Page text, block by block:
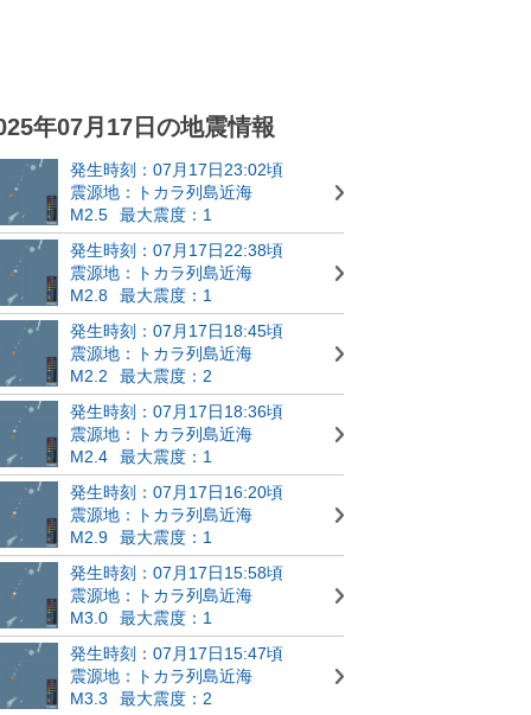
年07月17日の地震情報
発生時刻：07月17日23:02頃
震源地：トカラ列島近海
M2.5
最大震度：1
発生時刻：07月17日22:38頃
震源地：トカラ列島近海
M2.8
最大震度：1
発生時刻：07月17日18:45頃
震源地：トカラ列島近海
M2.2
最大震度：2
発生時刻：07月17日18:36頃
震源地：トカラ列島近海
M2.4
最大震度：1
発生時刻：07月17日16:20頃
震源地：トカラ列島近海
M2.9
最大震度：1
発生時刻：07月17日15:58頃
震源地：トカラ列島近海
M3.0
最大震度：1
発生時刻：07月17日15:47頃
震源地：トカラ列島近海
M3.3
最大震度：2